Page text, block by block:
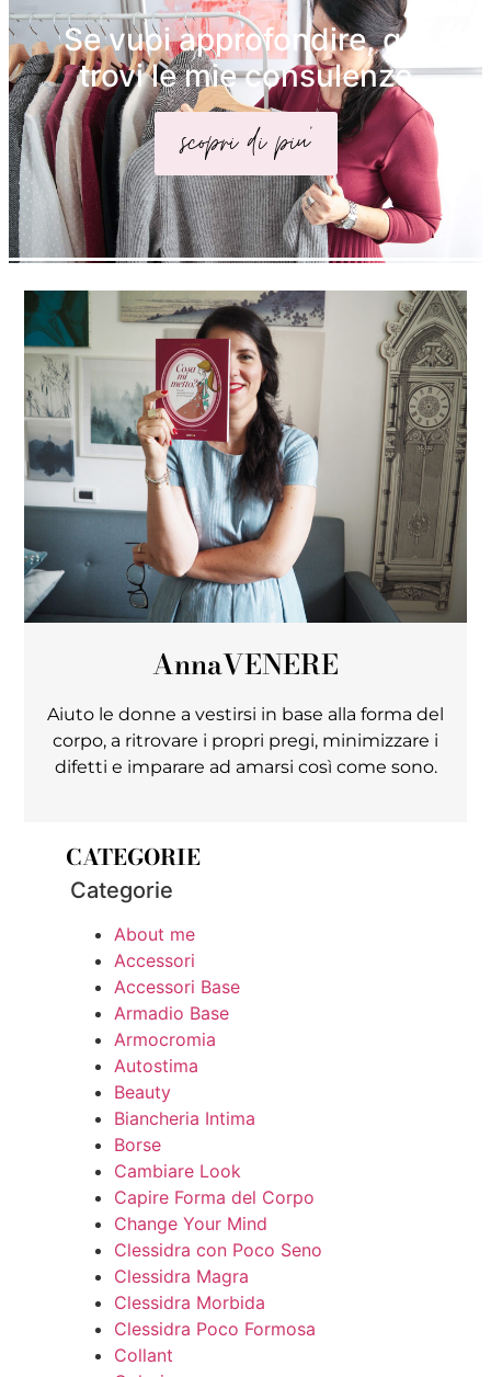
Se vuoi approfondire, qui
trovi le mie consulenze
scopri di piu'
AnnaVENERE
Aiuto le donne a vestirsi in base alla forma del
corpo, a ritrovare i propri pregi, minimizzare i
difetti e imparare ad amarsi così come sono.
CATEGORIE
Categorie
About me
Accessori
Accessori Base
Armadio Base
Armocromia
Autostima
Beauty
Biancheria Intima
Borse
Cambiare Look
Capire Forma del Corpo
Change Your Mind
Clessidra con Poco Seno
Clessidra Magra
Clessidra Morbida
Clessidra Poco Formosa
Collant